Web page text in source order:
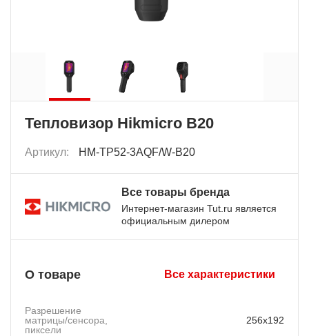
Тепловизор Hikmicro B20
Артикул: HM-TP52-3AQF/W-B20
Все товары бренда
Интернет-магазин Tut.ru является
официальным дилером
О товаре Все характеристики
Разрешение
матрицы/сенсора,
пиксели
256x192